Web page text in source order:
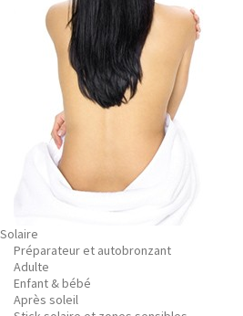
Solaire
Préparateur et autobronzant
Adulte
Enfant & bébé
Après soleil